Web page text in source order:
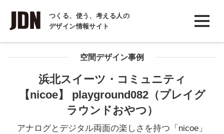
つくる、使う、考える人の
デザイン情報サイト
INTERVIEW
インタビュー
REPORT
COLUMN
空間デザイン事例
浜北スイーツ・コミュニティ
【nicoe】 playground082（プレイグ
ラウンドおやつ）
アナログとデジタル両面の楽しさを持つ「nicoe」